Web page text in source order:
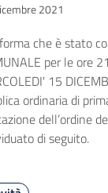
2021
che è stato
per le ore
15
ordinaria di
dell’ordine
di seguito.